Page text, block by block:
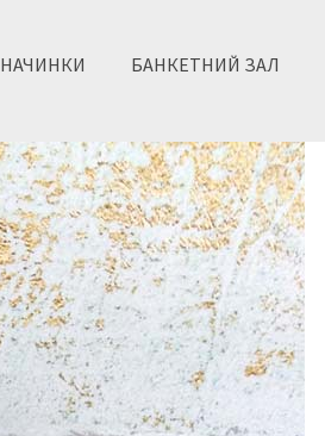
НАЧИНКИ БАНКЕТНИЙ ЗАЛ